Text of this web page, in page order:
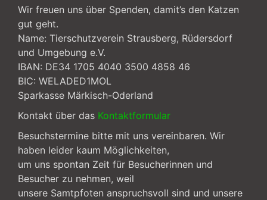
Wir freuen uns über Spenden, damit’s den Katzen
gut geht.
Name: Tierschutzverein Strausberg, Rüdersdorf
und Umgebung e.V.
IBAN: DE34 1705 4040 3500 4858 46
BIC: WELADED1MOL
Sparkasse Märkisch-Oderland
Kontakt über das Kontaktformular
Besuchstermine bitte mit uns vereinbaren. Wir
haben leider kaum Möglichkeiten,
um uns spontan Zeit für Besucherinnen und
Besucher zu nehmen, weil
unsere Samtpfoten anspruchsvoll sind und unsere